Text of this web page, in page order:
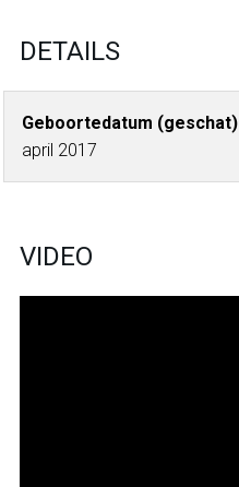
DETAILS
Geboortedatum (geschat)
april 2017
VIDEO